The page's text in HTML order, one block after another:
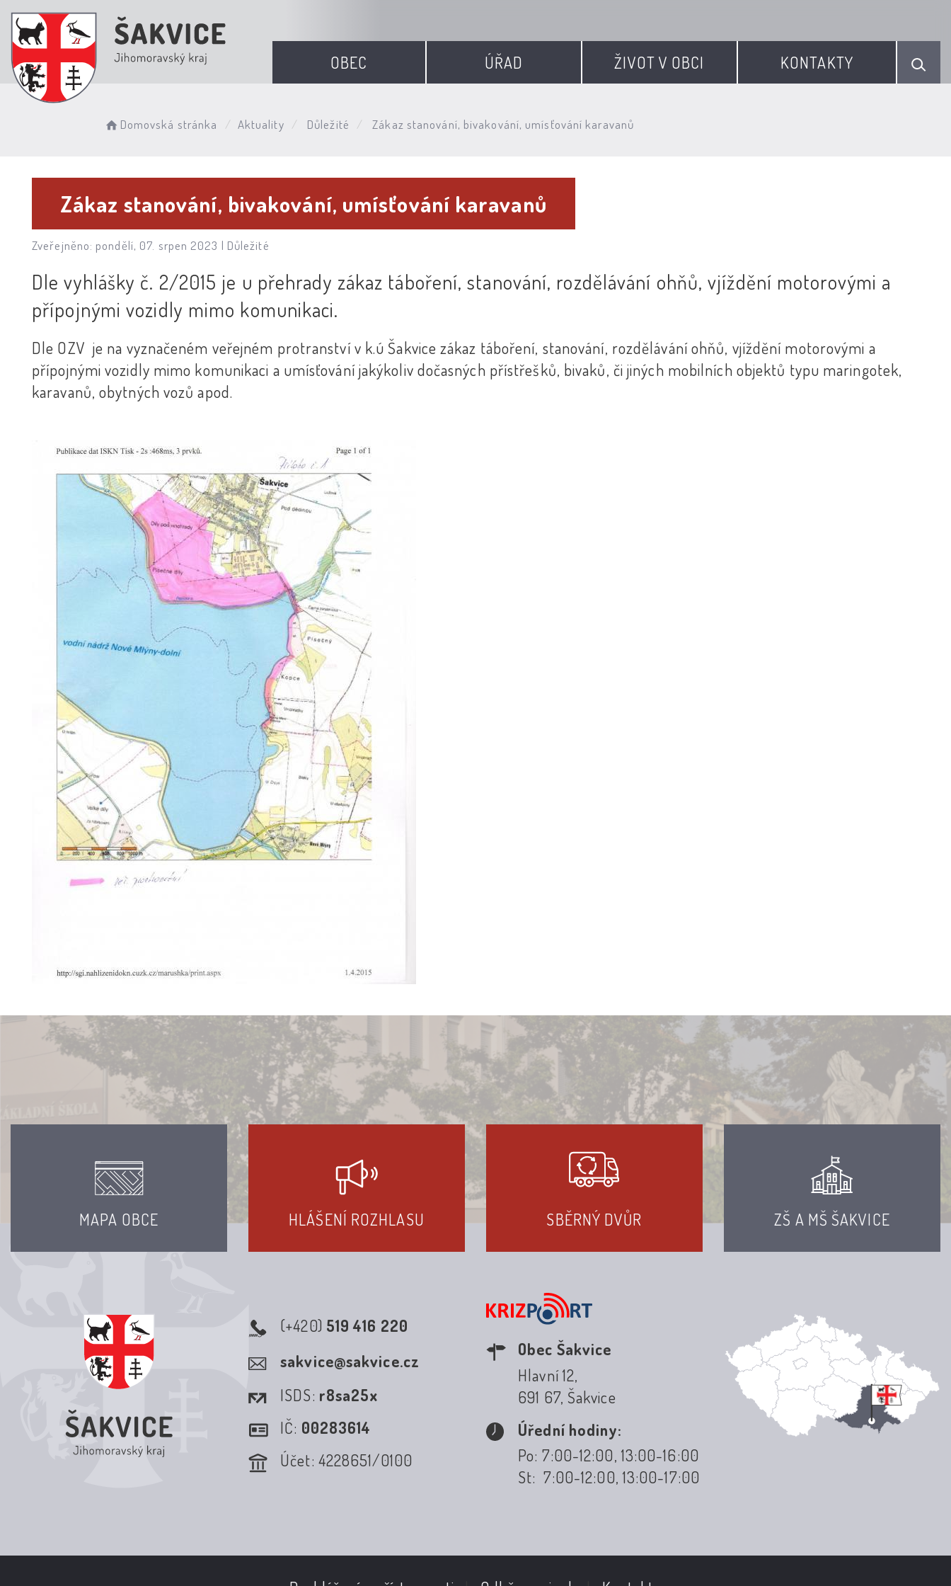
OBEC ÚŘAD ŽIVOT V OBCI KONTAKTY
Domovská stránka Aktuality Důležité Zákaz stanování, bivakování, umísťování karavanů
Zákaz stanování, bivakování, umísťování karavanů
Zveřejněno: pondělí, 07. srpen 2023 | Důležité
Dle vyhlášky č. 2/2015 je u přehrady zákaz táboření, stanování, rozdělávání ohňů, vjíždění motorovými a
přípojnými vozidly mimo komunikaci.
Dle OZV je na vyznačeném veřejném protranství v k.ú Šakvice zákaz táboření, stanování, rozdělávání ohňů, vjíždění motorovými a
přípojnými vozidly mimo komunikaci a umísťování jakýkoliv dočasných přístřešků, bivaků, či jiných mobilních objektů typu maringotek,
karavanů, obytných vozů apod.
MAPA OBCE HLÁŠENÍ ROZHLASU SBĚRNÝ DVŮR ZŠ A MŠ ŠAKVICE
(+420) 519 416 220
sakvice@sakvice.cz
ISDS: r8sa25x
IČ: 00283614
Účet: 4228651/0100
Obec Šakvice
Hlavní 12,
691 67, Šakvice
Úřední hodiny:
Po: 7:00-12:00, 13:00-16:00
St: 7:00-12:00, 13:00-17:00